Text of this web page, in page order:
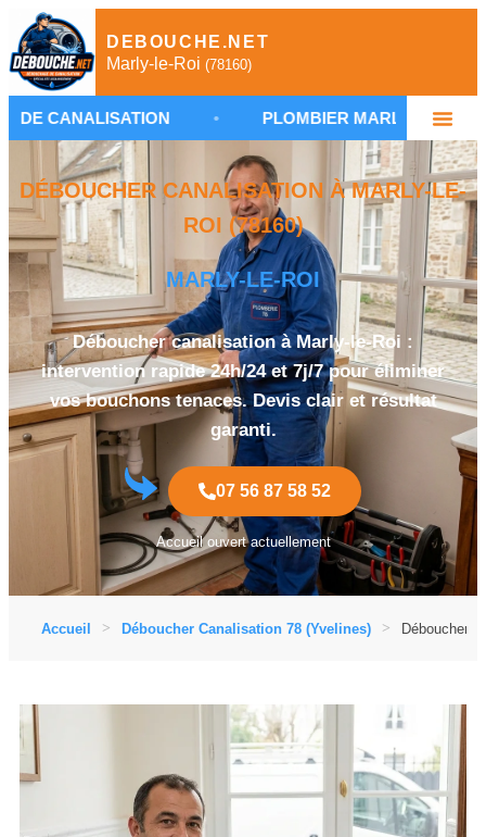
DEBOUCHE.NET
Marly-le-Roi (78160)
• PLOMBIER MARLY-LE-ROI •
DÉBOUCHER CANALISATION À MARLY-LE-
ROI (78160)
MARLY-LE-ROI
Déboucher canalisation à Marly-le-Roi :
intervention rapide 24h/24 et 7j/7 pour éliminer
vos bouchons tenaces. Devis clair et résultat
garanti.
07 56 87 58 52
Accueil ouvert actuellement
Accueil Déboucher Canalisation 78 (Yvelines) Déboucher